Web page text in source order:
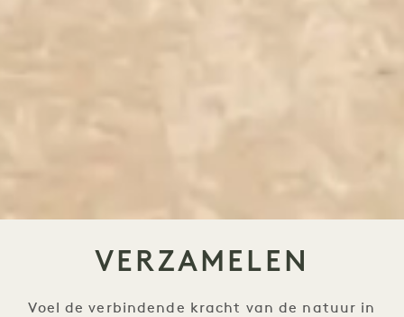
VERZAMELEN
Voel de verbindende kracht van de natuur in